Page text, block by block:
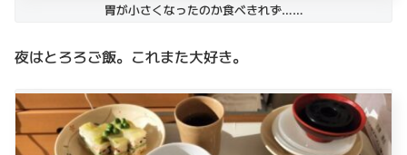
胃が小さくなったのか食べきれず……
夜はとろろご飯。これまた大好き。